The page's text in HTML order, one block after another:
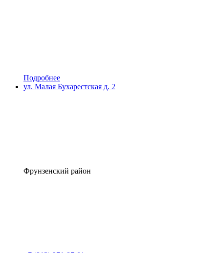
Подробнее
ул. Малая Бухарестская д. 2
Фрунзенский район